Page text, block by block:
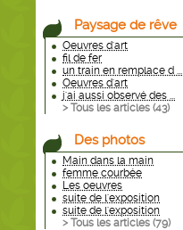
Paysage de rêve
Oeuvres d'art
fil de fer
un train en remplace d ...
Oeuvres d'art
j'ai aussi observé des ...
> Tous les articles (43)
Des photos
Main dans la main
femme courbée
Les oeuvres
suite de l'exposition
suite de l'exposition
> Tous les articles (79)